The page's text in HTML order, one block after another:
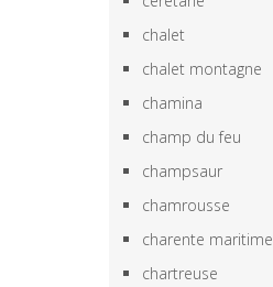
chalet
chalet montagne
chamina
champ du feu
champsaur
chamrousse
charente maritime
chartreuse